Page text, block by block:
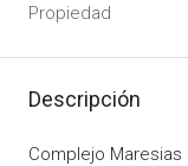
Propiedad
Descripción
Complejo Maresias